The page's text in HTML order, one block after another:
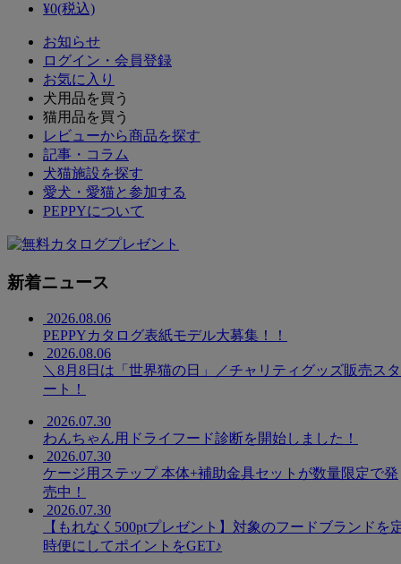
¥0(税込)
お知らせ
ログイン・会員登録
お気に入り
犬用品を買う
猫用品を買う
レビューから商品を探す
記事・コラム
犬猫施設を探す
愛犬・愛猫と参加する
PEPPYについて
新着ニュース
2026.08.06
PEPPYカタログ表紙モデル大募集！！
2026.08.06
＼8月8日は「世界猫の日」／チャリティグッズ販売スタ
ート！
2026.07.30
わんちゃん用ドライフード診断を開始しました！
2026.07.30
ケージ用ステップ 本体+補助金具セットが数量限定で発
売中！
2026.07.30
【もれなく500ptプレゼント】対象のフードブランドを
時便にしてポイントをGET♪